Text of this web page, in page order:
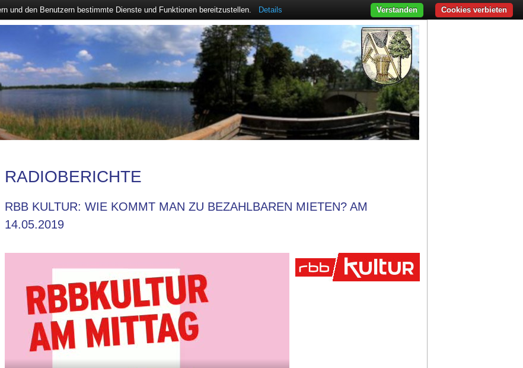
RADIOBERICHTE
RBB KULTUR: WIE KOMMT MAN ZU BEZAHLBAREN MIETEN? AM
14.05.2019
und den Benutzern bestimmte Dienste und Funktionen bereitzustellen. Details Cookies verbieten
Verstanden